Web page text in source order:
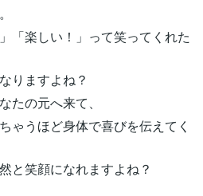
「楽しい！」って笑ってくれた
りますよね？
たの元へ来て、
ゃうほど身体で喜びを伝えてく
と笑顔になれますよね？